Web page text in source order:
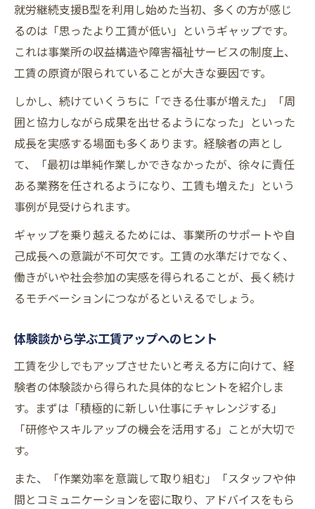
就労継続支援B型を利用し始めた当初、多くの方が感じ
るのは「思ったより工賃が低い」というギャップです。
これは事業所の収益構造や障害福祉サービスの制度上、
工賃の原資が限られていることが大きな要因です。
しかし、続けていくうちに「できる仕事が増えた」「周
囲と協力しながら成果を出せるようになった」といった
成長を実感する場面も多くあります。経験者の声とし
て、「最初は単純作業しかできなかったが、徐々に責任
ある業務を任されるようになり、工賃も増えた」という
事例が見受けられます。
ギャップを乗り越えるためには、事業所のサポートや自
己成長への意識が不可欠です。工賃の水準だけでなく、
働きがいや社会参加の実感を得られることが、長く続け
るモチベーションにつながるといえるでしょう。
体験談から学ぶ工賃アップへのヒント
工賃を少しでもアップさせたいと考える方に向けて、経
験者の体験談から得られた具体的なヒントを紹介しま
す。まずは「積極的に新しい仕事にチャレンジする」
「研修やスキルアップの機会を活用する」ことが大切で
す。
また、「作業効率を意識して取り組む」「スタッフや仲
間とコミュニケーションを密に取り、アドバイスをもら